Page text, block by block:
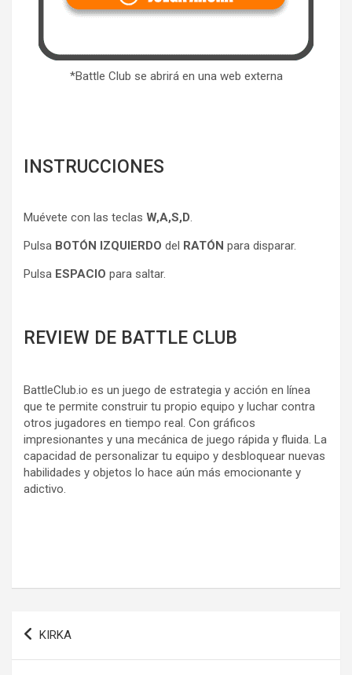
*Battle Club se abrirá en una web externa
INSTRUCCIONES
Muévete con las teclas W,A,S,D.
Pulsa BOTÓN IZQUIERDO del RATÓN para disparar.
Pulsa ESPACIO para saltar.
REVIEW DE BATTLE CLUB
BattleClub.io es un juego de estrategia y acción en línea
que te permite construir tu propio equipo y luchar contra
otros jugadores en tiempo real. Con gráficos
impresionantes y una mecánica de juego rápida y fluida. La
capacidad de personalizar tu equipo y desbloquear nuevas
habilidades y objetos lo hace aún más emocionante y
adictivo.
Navegación
KIRKA